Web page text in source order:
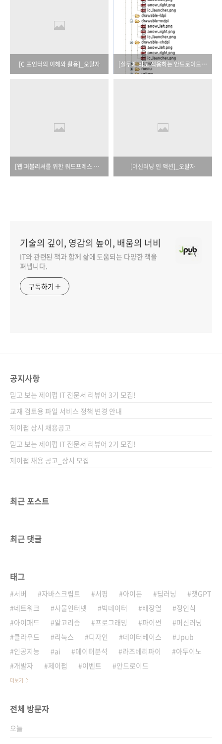
[C 포인터의 이해와 활용]_오탈자 [실무에 바로 적용하는 안드로이드 프로그래밍]_오탈자
[웹 퍼블리셔를 위한 워드프레스 입문과 완성]_오탈자 [머신러닝 인 액션]_오탈자
기술의 깊이, 영감의 높이, 배움의 너비
IT와 관련된 책과 함께 삶에 도움되는 다양한 책을
펴냅니다.
구독하기
공지사항
믿고 보는 제이펍 IT 전문서 리뷰어 3기 모집!
교재 검토용 파일 서비스 정책 변경 안내
제이펍 상시 채용공고
믿고 보는 제이펍 IT 전문서 리뷰어 2기 모집!
제이펍 채용 공고_상시 모집
최근 포스트
최근 댓글
태그
서버 자바스크립트 서평 아이폰 딥러닝
챗GPT
네트워크
사물인터넷 빅데이터 배장열
정인식
아이패드
알고리즘 프로그래밍 파이썬
머신러닝
클라우드
리눅스 디자인 데이터베이스
Jpub
인공지능
ai 데이터분석 라즈베리파이
아두이노
개발자
제이펍 이벤트 안드로이드
더보기
전체 방문자
오늘